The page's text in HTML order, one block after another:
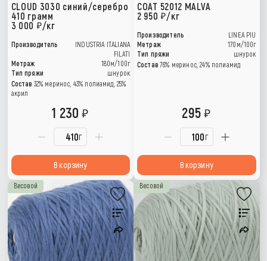
CLOUD 3030 синий/серебро
410 грамм
3 000
/кг
Производитель
INDUSTRIA ITALIANA
FILATI
Метраж
180м/100г
Тип пряжи
шнурок
Состав 32% меринос, 43% полиамид, 25%
акрил
г
1 230
В корзину
COAT 52012 MALVA
2 950 /кг
Производитель
LINEA PIU
Метраж
170м/100г
Тип пряжи
шнурок
Состав 76% меринос, 24% полиамид
г
295
В корзину
Весовой Весовой